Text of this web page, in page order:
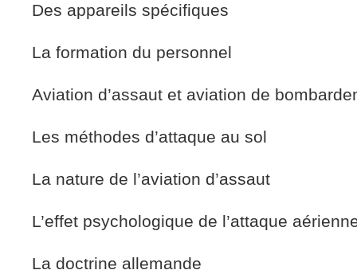
Des appareils spécifiques
La formation du personnel
Aviation d’assaut et aviation de
Les méthodes d’attaque au sol
La nature de l’aviation d’assaut
L’effet psychologique de l’attaque
La doctrine allemande